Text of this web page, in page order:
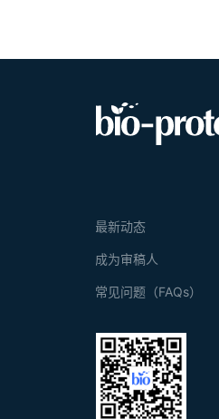
最新动态
成为审稿人
常见问题（FAQs）